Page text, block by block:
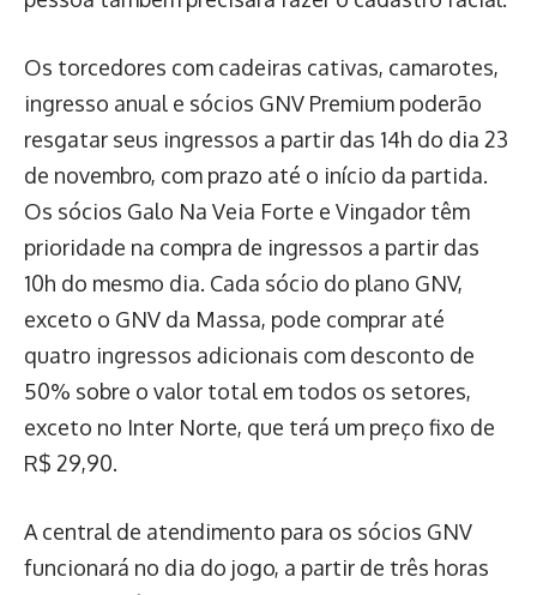
Os torcedores com cadeiras cativas, camarotes,
ingresso anual e sócios GNV Premium poderão
resgatar seus ingressos a partir das 14h do dia 23
de novembro, com prazo até o início da partida.
Os sócios Galo Na Veia Forte e Vingador têm
prioridade na compra de ingressos a partir das
10h do mesmo dia. Cada sócio do plano GNV,
exceto o GNV da Massa, pode comprar até
quatro ingressos adicionais com desconto de
50% sobre o valor total em todos os setores,
exceto no Inter Norte, que terá um preço fixo de
R$ 29,90.
A central de atendimento para os sócios GNV
funcionará no dia do jogo, a partir de três horas